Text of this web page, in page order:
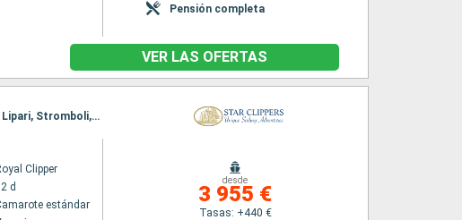
Pensión completa
VER LAS OFERTAS
Itinerario : Venecia, Mali Losinj, Sibenik, Hvar, Kotor, Saranda, Siracusa ( Sicilia), Lipari, Stromboli, Sorrento, Palmarola, Ponza, Civitavecchia - Roma
Clipper
d
estándar
desde
3 955 €
Tasas: +440 €